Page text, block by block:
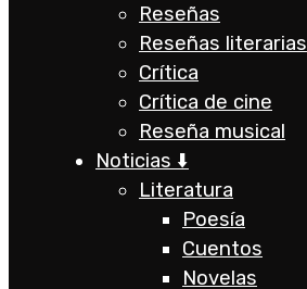
Reseñas
Reseñas literarias
Crítica
Crítica de cine
Reseña musical
Noticias ⬇️
Literatura
Poesía
Cuentos
Novelas